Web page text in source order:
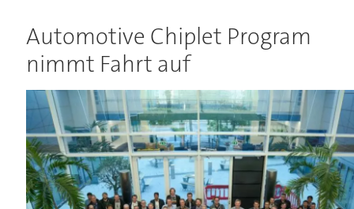
Automotive Chiplet Program
nimmt Fahrt auf